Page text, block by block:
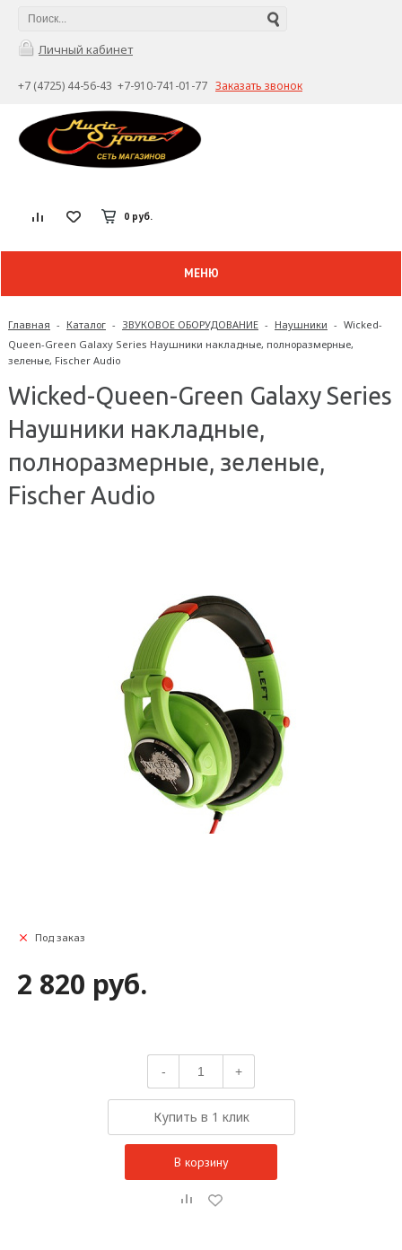
Личный кабинет
+7 (4725) 44-56-43 +7-910-741-01-77 Заказать звонок
0 руб.
МЕНЮ
Главная - Каталог - ЗВУКОВОЕ ОБОРУДОВАНИЕ - Наушники - Wicked-
Queen-Green Galaxy Series Наушники накладные, полноразмерные,
зеленые, Fischer Audio
Wicked-Queen-Green Galaxy Series
Наушники накладные,
полноразмерные, зеленые,
Fischer Audio
Под заказ
2 820 руб.
- +
Купить в 1 клик
В корзину